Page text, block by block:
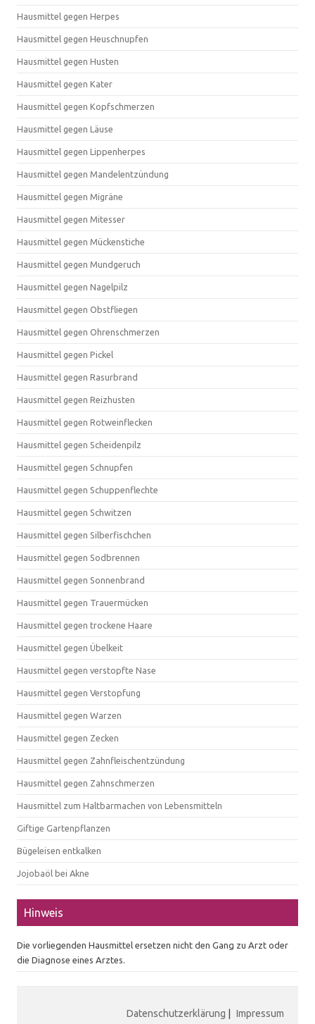
Hausmittel gegen Herpes
Hausmittel gegen Heuschnupfen
Hausmittel gegen Husten
Hausmittel gegen Kater
Hausmittel gegen Kopfschmerzen
Hausmittel gegen Läuse
Hausmittel gegen Lippenherpes
Hausmittel gegen Mandelentzündung
Hausmittel gegen Migräne
Hausmittel gegen Mitesser
Hausmittel gegen Mückenstiche
Hausmittel gegen Mundgeruch
Hausmittel gegen Nagelpilz
Hausmittel gegen Obstfliegen
Hausmittel gegen Ohrenschmerzen
Hausmittel gegen Pickel
Hausmittel gegen Rasurbrand
Hausmittel gegen Reizhusten
Hausmittel gegen Rotweinflecken
Hausmittel gegen Scheidenpilz
Hausmittel gegen Schnupfen
Hausmittel gegen Schuppenflechte
Hausmittel gegen Schwitzen
Hausmittel gegen Silberfischchen
Hausmittel gegen Sodbrennen
Hausmittel gegen Sonnenbrand
Hausmittel gegen Trauermücken
Hausmittel gegen trockene Haare
Hausmittel gegen Übelkeit
Hausmittel gegen verstopfte Nase
Hausmittel gegen Verstopfung
Hausmittel gegen Warzen
Hausmittel gegen Zecken
Hausmittel gegen Zahnfleischentzündung
Hausmittel gegen Zahnschmerzen
Hausmittel zum Haltbarmachen von Lebensmitteln
Giftige Gartenpflanzen
Bügeleisen entkalken
Jojobaöl bei Akne
Hinweis
Die vorliegenden Hausmittel ersetzen nicht den Gang zu Arzt oder
die Diagnose eines Arztes.
Datenschutzerklärung Impressum